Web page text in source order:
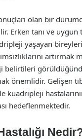
olan bir
Erken tanı ve uygun
yaşayan
artırmak
belirtileri
önemlidir. Gelişen
kuadripleji
hedeflenmektedir.